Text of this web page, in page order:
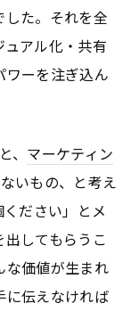
た。それを全
アル化・共有
ワーを注ぎ込ん
、 マーケティン
いもの、と考え
ださい」とメ
してもらうこ
な価値が生まれ
に伝えなければ